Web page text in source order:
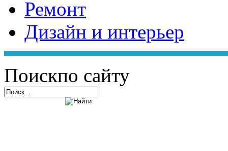
Ремонт
Дизайн и интерьер
Поискпо сайту